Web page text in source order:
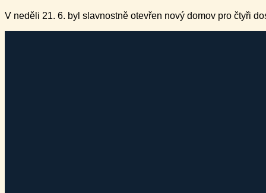
V neděli ​21. 6. b​yl slavnostně otevře​n nový domov pro ​čtyři